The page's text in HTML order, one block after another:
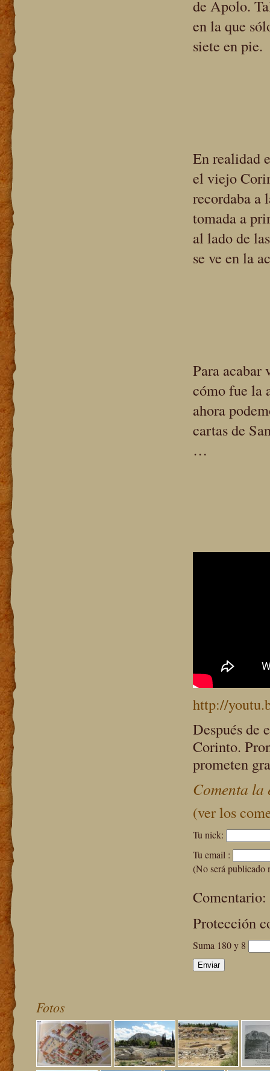
de Apolo.
en la que
siete en pie.
En realidad
el viejo
recordaba a
tomada a
al lado de
se ve en la
Para acabar
cómo fue la
ahora
cartas de
…
http://
Después de
Corinto.
prometen
Comenta la
(ver los
Tu nick:
Tu email :
(No será publicado
Comentario:
Protección
Suma 180 y 8
Fotos